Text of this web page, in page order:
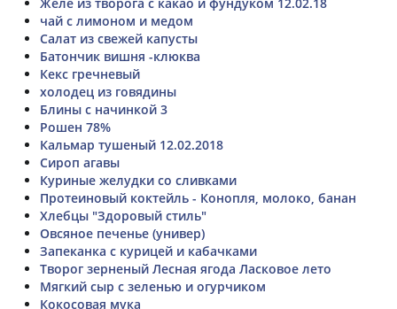
чай с лимоном и медом
Салат из свежей капусты
Батончик вишня -клюква
Кекс гречневый
холодец из говядины
Блины с начинкой 3
Рошен 78%
Кальмар тушеный 12.02.2018
Сироп агавы
Куриные желудки со сливками
Протеиновый коктейль - Конопля, молоко, банан
Хлебцы "Здоровый стиль"
Овсяное печенье (универ)
Запеканка с курицей и кабачками
Творог зерненый Лесная ягода Ласковое лето
Мягкий сыр с зеленью и огурчиком
Кокосовая мука